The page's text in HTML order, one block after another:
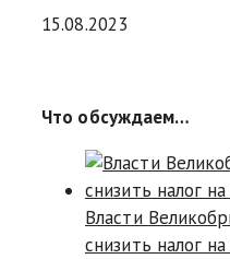
15.08.2023
Что обсуждаем…
Власти
снизить налог